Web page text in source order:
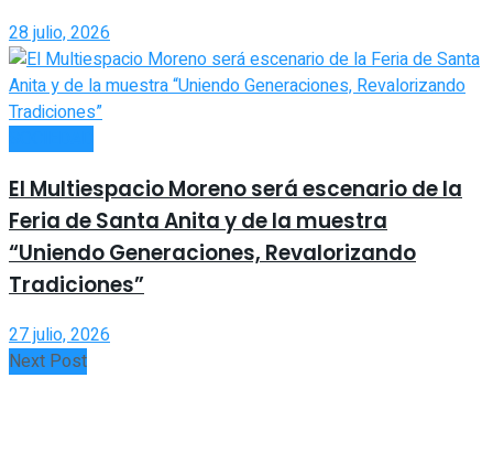
28 julio, 2026
El Multiespacio Moreno será escenario de la
Feria de Santa Anita y de la muestra
“Uniendo Generaciones, Revalorizando
Tradiciones”
27 julio, 2026
Next Post